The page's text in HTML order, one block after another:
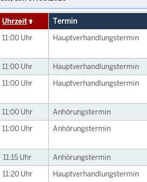
Uhrzeit Termin
11:00 Uhr Hauptverhandlungstermin
11:00 Uhr Hauptverhandlungstermin
11:00 Uhr Hauptverhandlungstermin
11:00 Uhr Anhörungstermin
11:00 Uhr Anhörungstermin
11:15 Uhr Anhörungstermin
11:20 Uhr Hauptverhandlungstermin